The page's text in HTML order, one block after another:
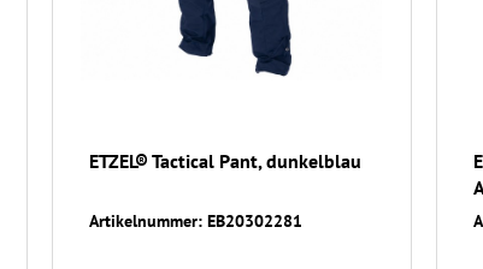
ETZEL® Tactical Pant, dunkelblau
Artikelnummer: EB20302281